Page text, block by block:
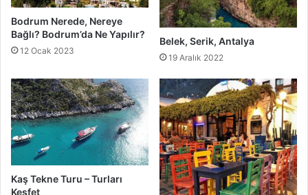
Bodrum Nerede, Nereye
Bağlı? Bodrum’da Ne Yapılır?
12 Ocak 2023
Belek, Serik, Antalya
19 Aralık 2022
Kaş Tekne Turu – Turları
Keşfet